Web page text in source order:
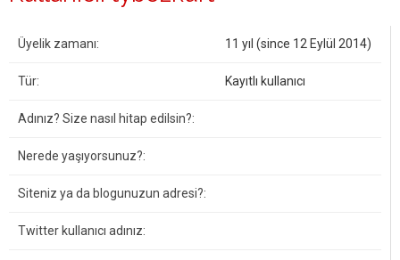
Üyelik zamanı: 11 yıl (since 12 Eylül 2014)
Tür: Kayıtlı kullanıcı
Adınız? Size nasıl hitap edilsin?:
Nerede yaşıyorsunuz?:
Siteniz ya da blogunuzun adresi?:
Twitter kullanıcı adınız: